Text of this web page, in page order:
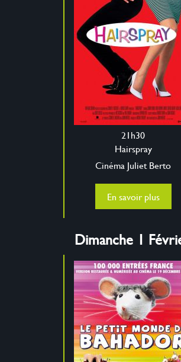
21h30
Hairspray
Cinéma Juliet Berto
En savoir plus
Dimanche 1